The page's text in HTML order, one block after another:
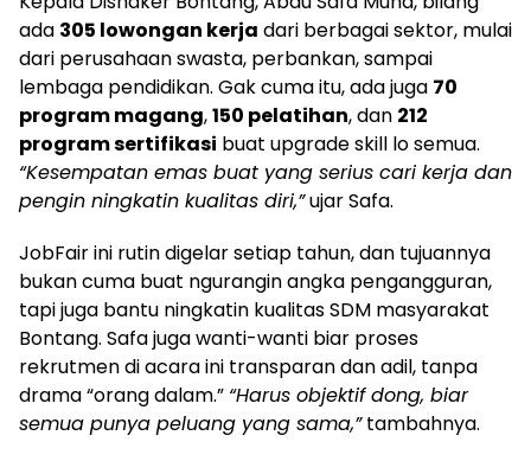
ada 305 lowongan kerja dari berbagai sektor, mulai
dari perusahaan swasta, perbankan, sampai
lembaga pendidikan. Gak cuma itu, ada juga 70
program magang,150 pelatihan, dan 212
program sertifikasi buat upgrade skill lo semua.
“Kesempatan emas buat yang serius cari kerja dan
pengin ningkatin kualitas diri,”ujar Safa.
JobFair ini rutin digelar setiap tahun, dan tujuannya
bukan cuma buat ngurangin angka pengangguran,
tapi juga bantu ningkatin kualitas SDM masyarakat
Bontang. Safa juga wanti-wanti biar proses
rekrutmen di acara ini transparan dan adil, tanpa
drama “orang dalam.” “Harus objektif dong, biar
semua punya peluang yang sama,”tambahnya.